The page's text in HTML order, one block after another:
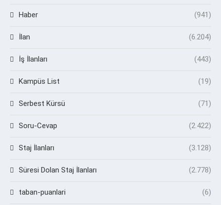
Haber (941)
İlan (6.204)
İş İlanları (443)
Kampüs List (19)
Serbest Kürsü (71)
Soru-Cevap (2.422)
Staj İlanları (3.128)
Süresi Dolan Staj İlanları (2.778)
taban-puanlari (6)